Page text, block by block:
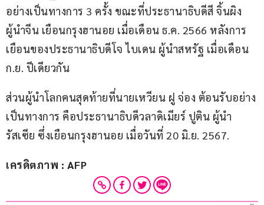
อย่างเป็นทางการ 3 ครั้ง ขณะที่ประธานาธิบดีสี จิ้นผิง
ผู้นำจีน เยือนกรุงฮานอย เมื่อเดือน ธ.ค. 2566 หลังการ
เยือนของประธานาธิบดีโจ ไบเดน ผู้นำสหรัฐ เมื่อเดือน
ก.ย. ปีเดียวกัน
ส่วนผู้นำโลกคนสุดท้ายที่นายเหวียน ฝู จ่อง ต้อนรับอย่าง
เป็นทางการ คือประธานาธิบดีวลาดิเมียร์ ปูติน ผู้นำ
รัสเซีย ซึ่งเยือนกรุงฮานอย เมื่อวันที่ 20 มิ.ย. 2567.
เครดิตภาพ : AFP